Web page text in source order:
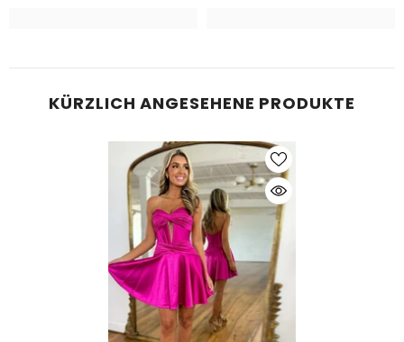
KÜRZLICH ANGESEHENE PRODUKTE